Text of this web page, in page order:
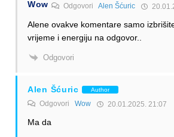
Wow OdgovoriAlen Šćuric
Alene ovakve komentare samo
vrijeme i energiju na odgovor..
Odgovori
Alen Šćuric Author
Odgovori Wow 20.01.2025. 21:07
Ma da